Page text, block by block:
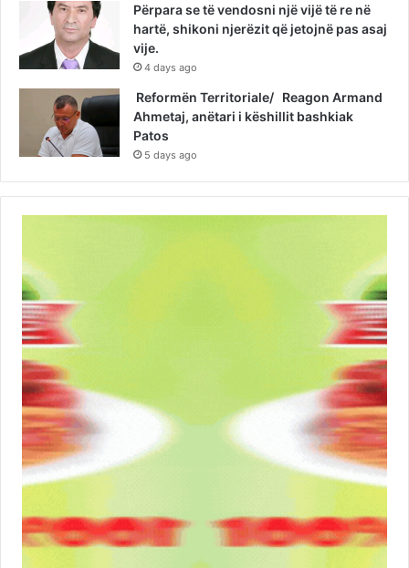
Përpara se të vendosni një vijë të re në
hartë, shikoni njerëzit që jetojnë pas asaj
vije.
4 days ago
Reformën Territoriale/ Reagon Armand
Ahmetaj, anëtari i këshillit bashkiak
Patos
5 days ago